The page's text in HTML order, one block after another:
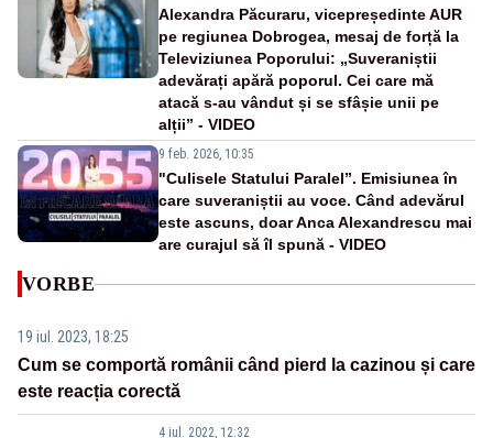
Alexandra Păcuraru, vicepreședinte AUR
pe regiunea Dobrogea, mesaj de forță la
Televiziunea Poporului: „Suveraniștii
adevărați apără poporul. Cei care mă
atacă s-au vândut și se sfâșie unii pe
alții” - VIDEO
9 feb. 2026, 10:35
"Culisele Statului Paralel”. Emisiunea în
care suveraniștii au voce. Când adevărul
este ascuns, doar Anca Alexandrescu mai
are curajul să îl spună - VIDEO
VORBE
19 iul. 2023, 18:25
Cum se comportă românii când pierd la cazinou și care
este reacția corectă
4 iul. 2022, 12:32